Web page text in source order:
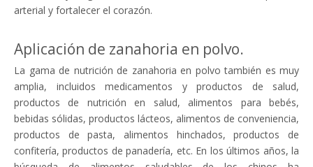
arterial y fortalecer el corazón.
Aplicación de zanahoria en polvo.
La gama de nutrición de zanahoria en polvo también es muy
amplia, incluidos medicamentos y productos de salud,
productos de nutrición en salud, alimentos para bebés,
bebidas sólidas, productos lácteos, alimentos de conveniencia,
productos de pasta, alimentos hinchados, productos de
confitería, productos de panadería, etc. En los últimos años, la